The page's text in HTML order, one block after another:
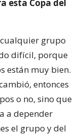
esta Copa del
grupo
difícil, porque
están muy bien.
entonces
o no, sino que
a depender
el grupo y del